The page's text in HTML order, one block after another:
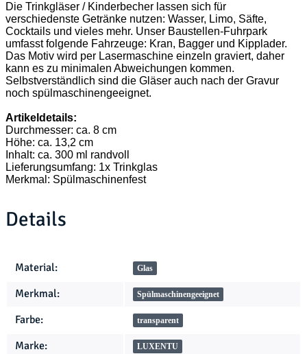
Die Trinkgläser / Kinderbecher lassen sich für
verschiedenste Getränke nutzen: Wasser, Limo, Säfte,
Cocktails und vieles mehr. Unser Baustellen-Fuhrpark
umfasst folgende Fahrzeuge: Kran, Bagger und Kipplader.
Das Motiv wird per Lasermaschine einzeln graviert, daher
kann es zu minimalen Abweichungen kommen.
Selbstverständlich sind die Gläser auch nach der Gravur
noch spülmaschinengeeignet.
Artikeldetails:
Durchmesser: ca. 8 cm
Höhe: ca. 13,2 cm
Inhalt: ca. 300 ml randvoll
Lieferungsumfang: 1x Trinkglas
Merkmal: Spülmaschinenfest
Details
Produkteigenschaft
Wert
Material: Glas
Merkmal: Spülmaschinengeeignet
Farbe: transparent
Marke: LUXENTU